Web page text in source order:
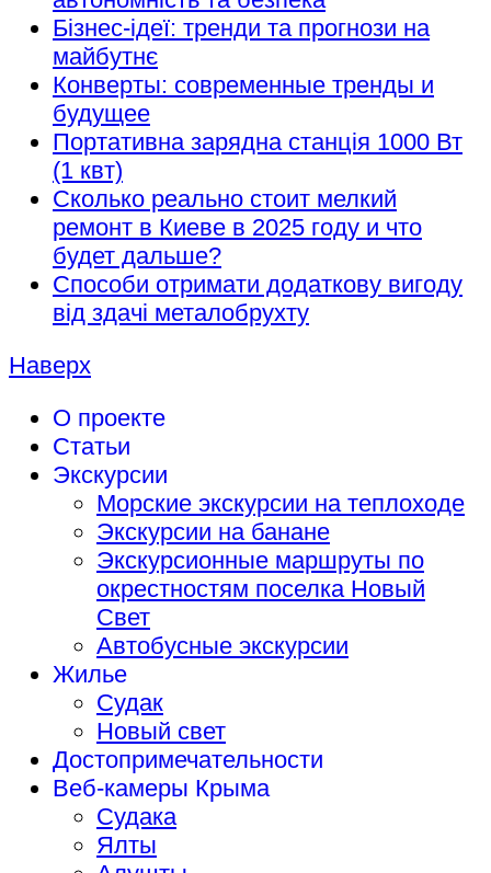
Бізнес-ідеї: тренди та прогнози на
майбутнє
Конверты: современные тренды и
будущее
Портативна зарядна станція 1000 Вт
(1 квт)
Сколько реально стоит мелкий
ремонт в Киеве в 2025 году и что
будет дальше?
Способи отримати додаткову вигоду
від здачі металобрухту
Наверх
О проекте
Статьи
Экскурсии
Морские экскурсии на теплоходе
Экскурсии на банане
Экскурсионные маршруты по
окрестностям поселка Новый
Свет
Автобусные экскурсии
Жилье
Судак
Новый свет
Достопримечательности
Веб-камеры Крыма
Судака
Ялты